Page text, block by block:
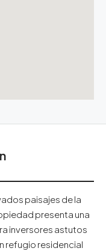
paisajes de la
presenta una
inversores astutos
refugio residencial